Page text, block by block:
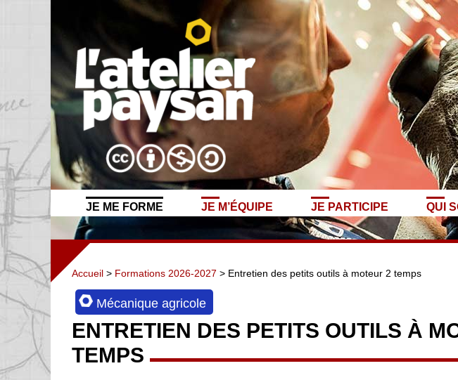
JE ME FORME JE M’ÉQUIPE JE PARTICIPE QUI
Accueil > Formations 2026-2027 > Entretien des petits outils à moteur 2 temps
Mécanique agricole
ENTRETIEN DES PETITS OUTILS À
TEMPS